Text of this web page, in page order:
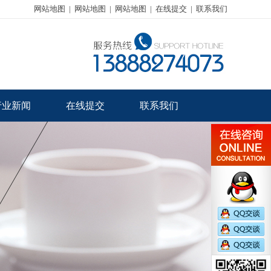
网站地图 | 网站地图 | 网站地图 | 在线提交 | 联系我们
新闻 在线提交 联系我们